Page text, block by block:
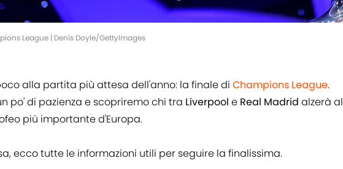
League | Denis Doyle/GettyImages
alla partita più attesa dell'anno: la finale di Champions League.
po' di pazienza e scopriremo chi tra Liverpool e Real Madrid alzerà al
più importante d'Europa.
ecco tutte le informazioni utili per seguire la finalissima.